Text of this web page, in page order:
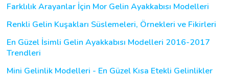
Farklılık Arayanlar İçin Mor Gelin Ayakkabısı Modelleri
Renkli Gelin Kuşakları Süslemeleri, Örnekleri ve Fikirleri
En Güzel İsimli Gelin Ayakkabısı Modelleri 2016-2017
Trendleri
Mini Gelinlik Modelleri - En Güzel Kısa Etekli Gelinlikler